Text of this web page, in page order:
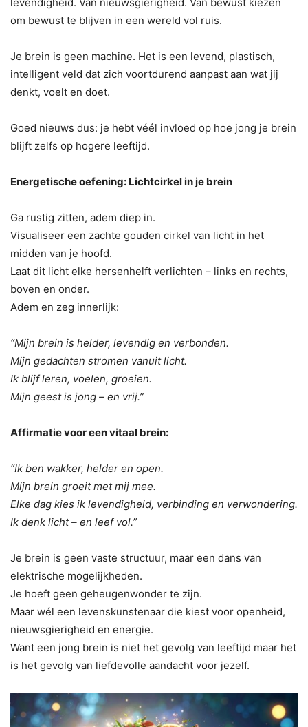
om bewust te blijven in een wereld vol ruis.
Je brein is geen machine. Het is een levend, plastisch,
intelligent veld dat zich voortdurend aanpast aan wat jij
denkt, voelt en doet.
Goed nieuws dus: je hebt véél invloed op hoe jong je brein
blijft zelfs op hogere leeftijd.
Energetische oefening: Lichtcirkel in je brein
Ga rustig zitten, adem diep in.
Visualiseer een zachte gouden cirkel van licht in het
midden van je hoofd.
Laat dit licht elke hersenhelft verlichten – links en rechts,
boven en onder.
Adem en zeg innerlijk:
“Mijn brein is helder, levendig en verbonden.
Mijn gedachten stromen vanuit licht.
Ik blijf leren, voelen, groeien.
Mijn geest is jong – en vrij.”
Affirmatie voor een vitaal brein:
“Ik ben wakker, helder en open.
Mijn brein groeit met mij mee.
Elke dag kies ik levendigheid, verbinding en verwondering.
Ik denk licht – en leef vol.”
Je brein is geen vaste structuur, maar een dans van
elektrische mogelijkheden.
Je hoeft geen geheugenwonder te zijn.
Maar wél een levenskunstenaar die kiest voor openheid,
nieuwsgierigheid en energie.
Want een jong brein is niet het gevolg van leeftijd maar het
is het gevolg van liefdevolle aandacht voor jezelf.